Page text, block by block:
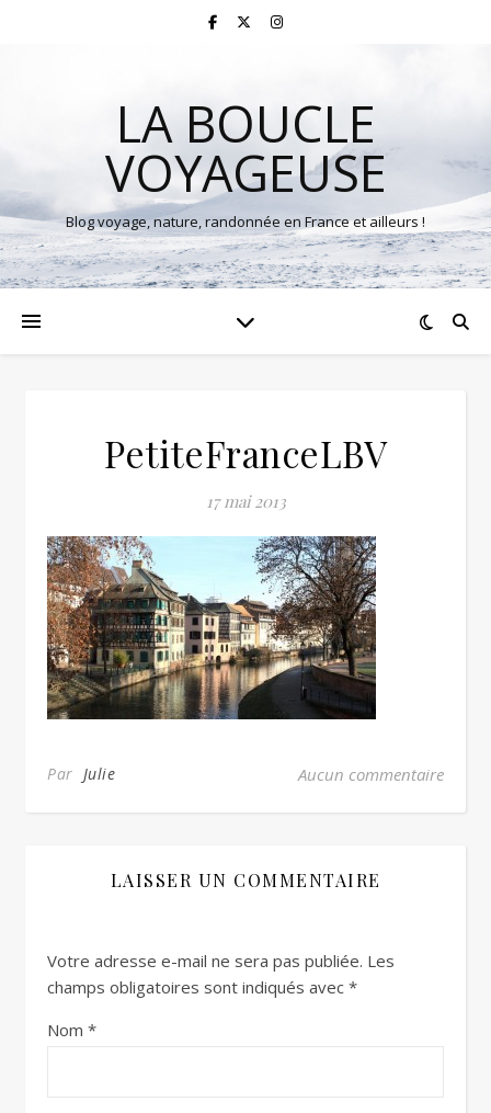
LA BOUCLE
VOYAGEUSE
Blog voyage, nature, randonnée en France et ailleurs !
PetiteFranceLBV
17 mai 2013
Par Julie Aucun commentaire
LAISSER UN COMMENTAIRE
Votre adresse e-mail ne sera pas publiée. Les
champs obligatoires sont indiqués avec *
Nom *